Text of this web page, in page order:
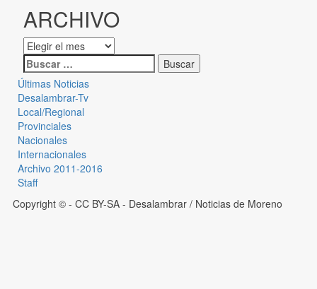
ARCHIVO
Últimas Noticias
Desalambrar-Tv
Local/Regional
Provinciales
Nacionales
Internacionales
Archivo 2011-2016
Staff
Copyright © - CC BY-SA - Desalambrar / Noticias de Moreno